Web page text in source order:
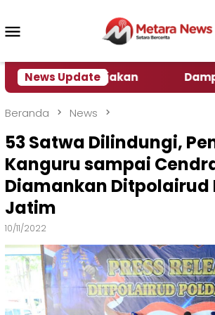
konten
News Update
Kebijakan Dampak El
Beranda News
53 Satwa Dilindungi,
Kanguru sampai
Diamankan Ditpolairud
Jatim
10/11/2022